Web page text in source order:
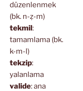
düzenlenmek
(bk. n-ẓ-m)
tekmil :
tamamlama (bk.
k-m-l)
tekzip:
yalanlama
valide: ana